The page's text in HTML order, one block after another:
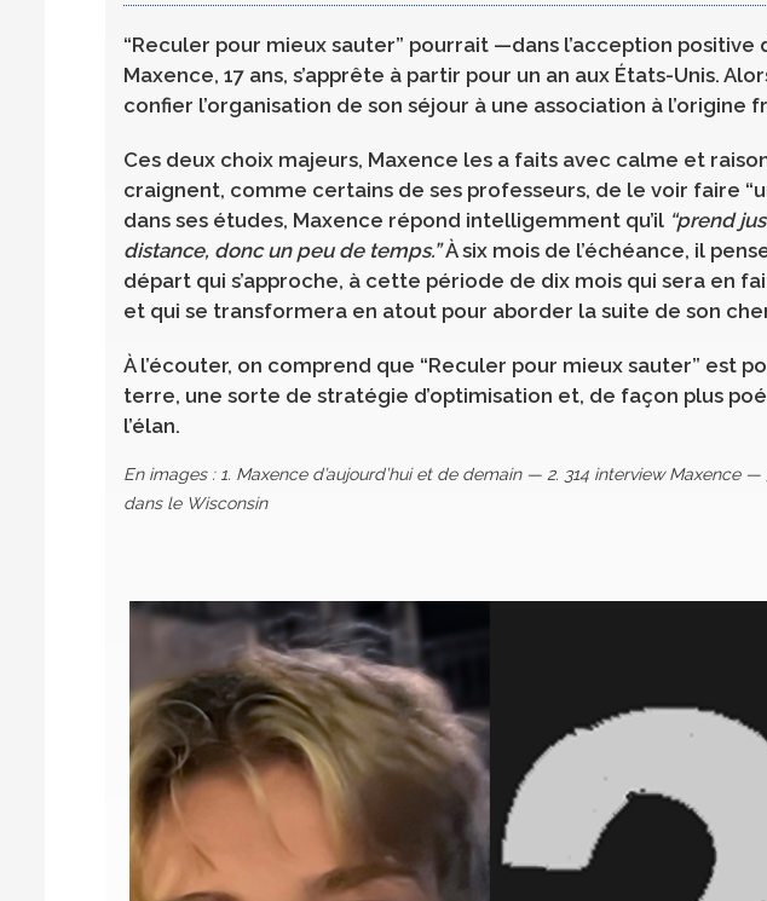
“Reculer pour mieux sauter” pourrait —dans l’acception
Maxence, 17 ans, s’apprête à partir pour un an aux États-Unis.
confier l’organisation de son séjour à une association à l’origine
Ces deux choix majeurs, Maxence les a faits avec calme et
craignent, comme certains de ses professeurs, de le voir faire
dans ses études, Maxence répond intelligemment qu’il “prend
distance, donc un peu de temps.”À six mois de l’échéance, il
départ qui s’approche, à cette période de dix mois qui sera en
et qui se transformera en atout pour aborder la suite de son
À l’écouter, on comprend que “Reculer pour mieux sauter” est
terre, une sorte de stratégie d’optimisation et, de façon plus
l’élan.
En images : 1. Maxence d’aujourd’hui et de demain — 2. 314 interview Maxence —
dans le Wisconsin